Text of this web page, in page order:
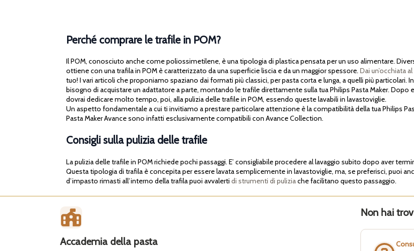
Perché comprare le trafile in POM?
Il POM, conosciuto anche come poliossimetilene, è una tipologia di plastica pensata per un uso alimentare.
ottiene con una trafila in POM è caratterizzato da una superficie liscia e da un maggior spessore. Dai un’occhiata
tuo! I vari articoli che proponiamo spaziano dai formati più classici, per pasta corta e lunga, a quelli più particolari.
bisogno di acquistare un adattatore a parte, montando le trafile direttamente sulla tua Philips Pasta Maker.
dovrai dedicare molto tempo, poi, alla pulizia delle trafile in POM, essendo queste lavabili in lavastoviglie.
Un aspetto fondamentale a cui ti invitiamo a prestare particolare attenzione è la compatibilità della tua Philips
Pasta Maker Avance sono infatti esclusivamente compatibili con Avance Collection.
Consigli sulla pulizia delle trafile
La pulizia delle trafile in POM richiede pochi passaggi. E’ consigliabile procedere al lavaggio subito dopo aver
Questa tipologia di trafila è concepita per essere lavata semplicemente in lavastoviglie, ma, se preferisci, puoi
d’impasto rimasti all’interno della trafila puoi avvalerti di strumenti di puliziache facilitano questo passaggio.
Accademia della pasta
Non hai